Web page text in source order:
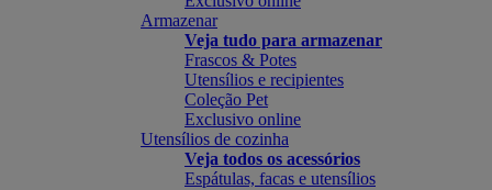
Armazenar
Veja tudo para armazenar
Frascos & Potes
Utensílios e recipientes
Coleção Pet
Exclusivo online
Utensílios de cozinha
Veja todos os acessórios
Espátulas, facas e utensílios